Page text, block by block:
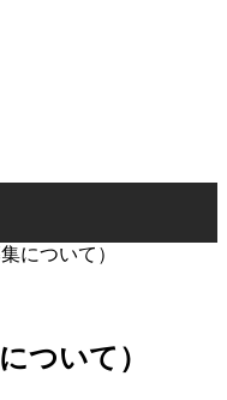
について）
ついて）